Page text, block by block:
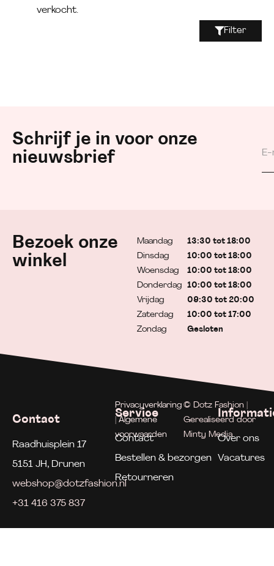
verkocht.
Filter
Schrijf je in voor onze
nieuwsbrief
Bezoek onze
winkel
Maandag
Dinsdag
Woensdag
Donderdag
Vrijdag
Zaterdag
Zondag
13:30 tot 18:00
10:00 tot 18:00
10:00 tot 18:00
10:00 tot 18:00
09:30 tot 20:00
10:00 tot 17:00
Gesloten
Contact
Raadhuisplein 17
5151 JH, Drunen
webshop@dotzfashion.nl
+31 416 375 837
Service
Contact
Bestellen & bezorgen
Retourneren
Over ons
Vacatures
Privacyverklaring
| Algemene
voorwaarden
© Dotz Fashion |
Gerealiseerd door
Minty Media